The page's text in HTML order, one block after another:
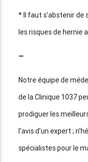
* Il faut s’abstenir de
les risques de hernie
—
Notre équipe de
de la Clinique 1037
prodiguer les
l’avis d’un expert ;
spécialistes pour le